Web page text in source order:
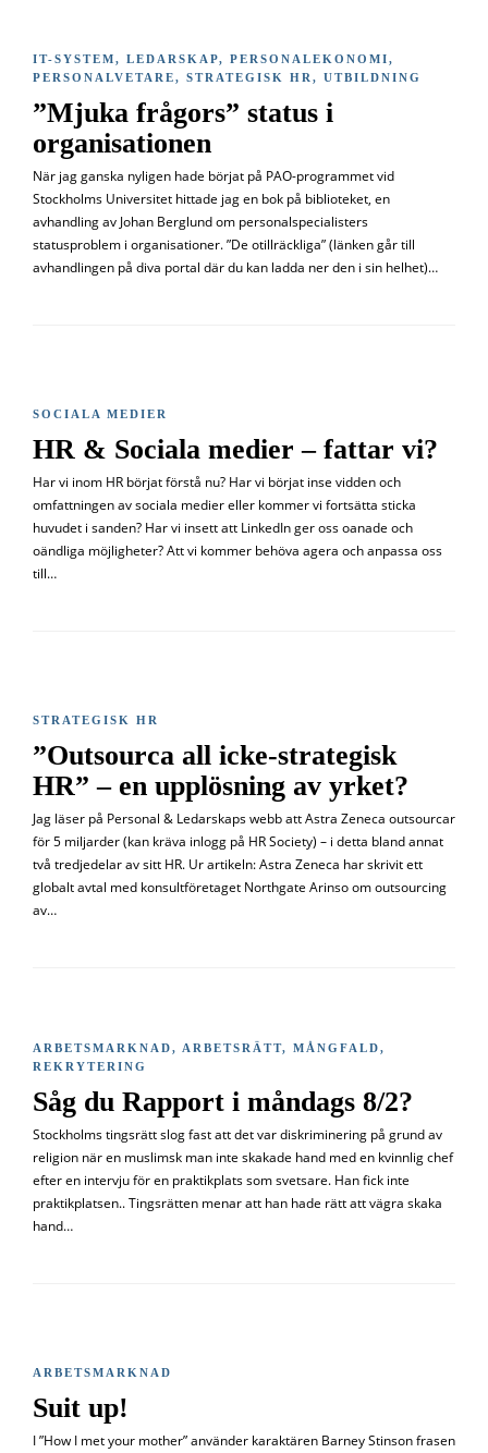
IT-SYSTEM, LEDARSKAP, PERSONALEKONOMI,
PERSONALVETARE, STRATEGISK HR , UTBILDNING
”Mjuka frågors” status i
organisationen
När jag ganska nyligen hade börjat på PAO-programmet vid
Stockholms Universitet hittade jag en bok på biblioteket, en
avhandling av Johan Berglund om personalspecialisters
statusproblem i organisationer. ”De otillräckliga” (länken går till
avhandlingen på diva portal där du kan ladda ner den i sin helhet)…
SOCIALA MEDIER
HR & Sociala medier – fattar vi?
Har vi inom HR börjat förstå nu? Har vi börjat inse vidden och
omfattningen av sociala medier eller kommer vi fortsätta sticka
huvudet i sanden? Har vi insett att LinkedIn ger oss oanade och
oändliga möjligheter? Att vi kommer behöva agera och anpassa oss
till…
STRATEGISK HR
”Outsourca all icke-strategisk
HR” – en upplösning av yrket?
Jag läser på Personal & Ledarskaps webb att Astra Zeneca outsourcar
för 5 miljarder (kan kräva inlogg på HR Society) – i detta bland annat
två tredjedelar av sitt HR. Ur artikeln: Astra Zeneca har skrivit ett
globalt avtal med konsultföretaget Northgate Arinso om outsourcing
av…
ARBETSMARKNAD, ARBETSRÄTT, MÅNGFALD,
REKRYTERING
Såg du Rapport i måndags 8/2?
Stockholms tingsrätt slog fast att det var diskriminering på grund av
religion när en muslimsk man inte skakade hand med en kvinnlig chef
efter en intervju för en praktikplats som svetsare. Han fick inte
praktikplatsen.. Tingsrätten menar att han hade rätt att vägra skaka
hand…
ARBETSMARKNAD
Suit up!
I ”How I met your mother” använder karaktären Barney Stinson frasen